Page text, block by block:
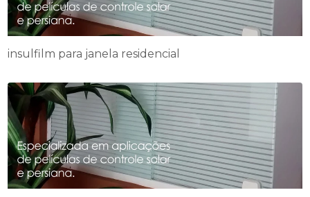
insulfilm para janela residencial